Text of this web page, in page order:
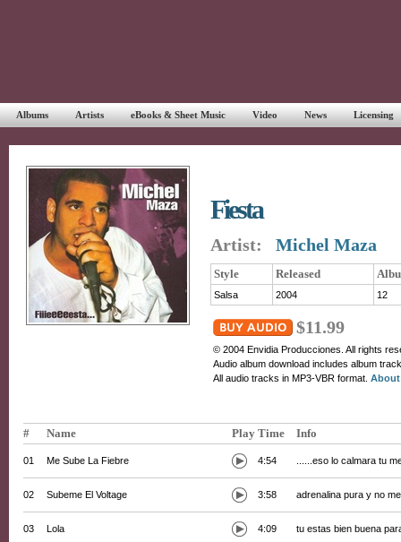
Albums Artists eBooks & Sheet Music Video News Licensing
Fiesta
Artist: Michel Maza
Style Released
Salsa 2004 12
$11.99
© 2004 Envidia Producciones. All rights
Audio album download includes album
All audio tracks in MP3-VBR format. About
# Name Play Time Info
01 Me Sube La Fiebre 4:54 ......eso lo calmara tu
02 Subeme El Voltage 3:58 adrenalina pura y no
03 Lola 4:09 tu estas bien buena